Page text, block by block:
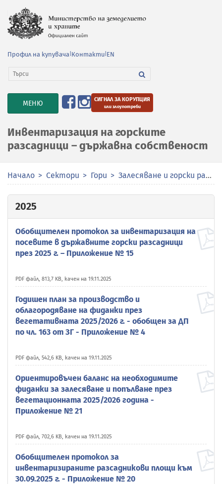
Профил на купувача Контакти EN
TOGGLE
NAVIGATION
МЕНЮ СИГНАЛ ЗА КОРУПЦИЯ
или злоупотреби
Инвентаризация на горските
разсадници – държавна собственост
Начало Сектори Гори Залесяване и горски разсадници
2025
Обобщителен протокол за инвентаризация на
посевите в държавните горски разсадници
през 2025 г. – Приложение № 15
PDF файл, 813,7 KB, качен на 19.11.2025
Годишен план за производство и
облагородяване на фиданки през
вегетативната 2025/2026 г. - обобщен за ДП
по чл. 163 от ЗГ - Приложение № 4
PDF файл, 542,6 KB, качен на 19.11.2025
Ориентировъчен баланс на необходимите
фиданки за залесяване и попълване през
вегетационната 2025/2026 година -
Приложение № 21
PDF файл, 702,6 KB, качен на 19.11.2025
Обобщителен протокол за
инвентаризираните разсадникови площи към
30.09.2025 г. - Приложение № 20